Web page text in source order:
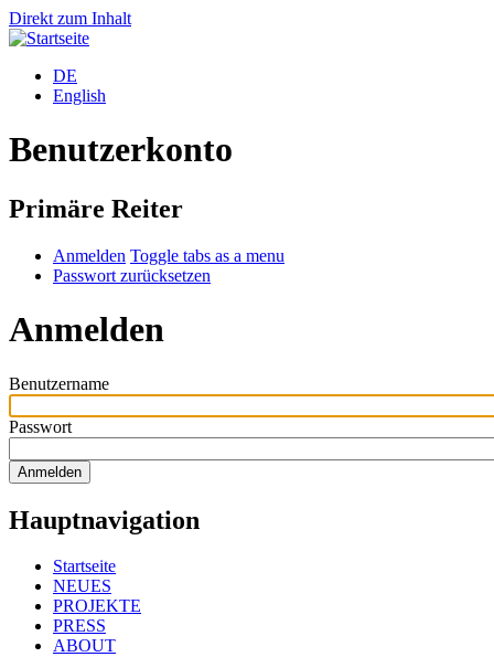
Direkt zum Inhalt
DE
English
Benutzerkonto
Primäre Reiter
Anmelden Toggle tabs as a menu
Passwort zurücksetzen
Anmelden
Benutzername
Passwort
Hauptnavigation
Startseite
NEUES
PROJEKTE
PRESS
ABOUT